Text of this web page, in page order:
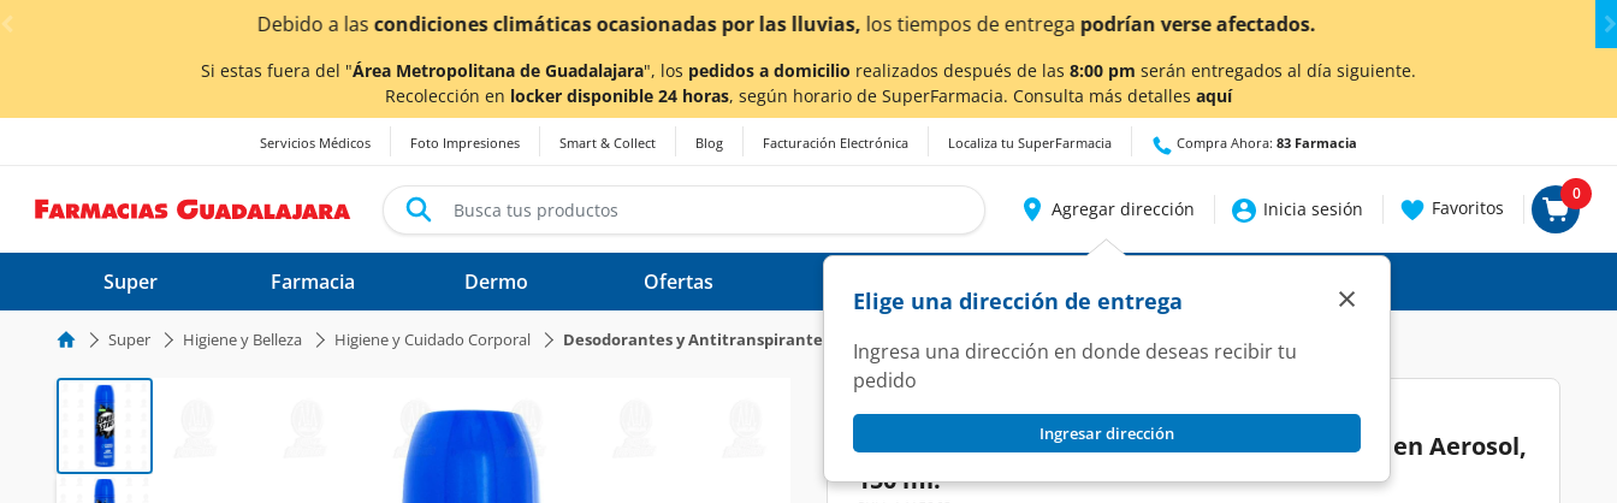
< div class="carousel-inner"> ¡Ahora también en Aguascalientes!Daclic aquípara conocer detalles.
Si estas fuera del "Área Metropolitana de Guadalajara", los pedidos a domicilio realizados después de las 8:00 pm serán entregados al día siguiente.
Recolección en locker disponible 24 horas, según horario de SuperFarmacia. Consulta más detalles aquí
Servicios Médicos Foto Impresiones Smart & Collect Blog Facturación Electrónica Localiza tu SuperFarmacia Compra Ahora: 83 Farmacia
Agregar dirección
Elige una dirección de entrega
Ingresa una dirección en donde deseas recibir tu
pedido
Ingresar dirección
×
Inicia sesión Favoritos
0
Super Farmacia Dermo Ofertas
Super Higiene y Belleza Higiene y Cuidado Corporal Desodorantes y Antitranspirantes
SPEED STICK
Antitranspirante Speed Stick Carbon Absorb en Aerosol,
150 ml.